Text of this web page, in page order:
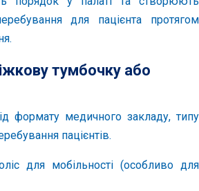
для пацієнта протягом
тумбочку або
формату медичного закладу, типу
пацієнтів.
для мобільності (особливо для